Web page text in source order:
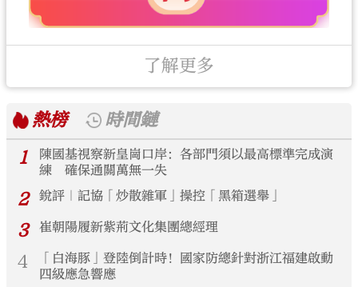
了解更多
熱榜
時間鏈
1
陳國基視察新皇崗口岸：各部門須以最高標準完成演
練 確保通關萬無一失
2 銳評｜記協「炒散雜軍」操控「黑箱選舉」
3 崔朝陽履新紫荊文化集團總經理
4
「白海豚」登陸倒計時！國家防總針對浙江福建啟動
四級應急響應